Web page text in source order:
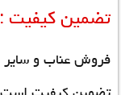
تضمین کیفیت :
فروش عناب و سایر